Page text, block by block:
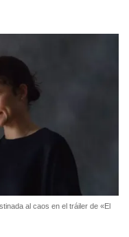
al caos en el tráiler de «El